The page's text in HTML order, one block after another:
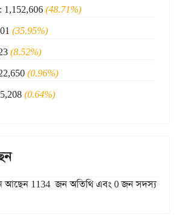
: 1,152,606(48.71%)
(35.95%)
(8.52%)
(0.96%)
(0.64%)
আছেন 1134 জন অতিথি এবং 0 জন সদস্য